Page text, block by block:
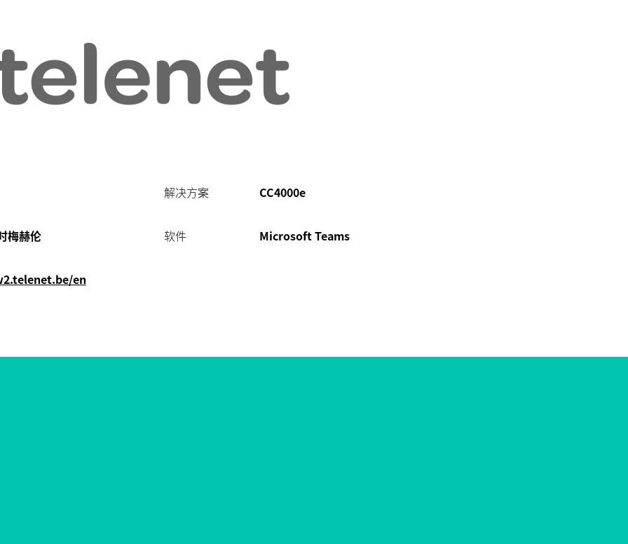
解决方案 CC4000e
梅赫伦 软件 Microsoft Teams
en